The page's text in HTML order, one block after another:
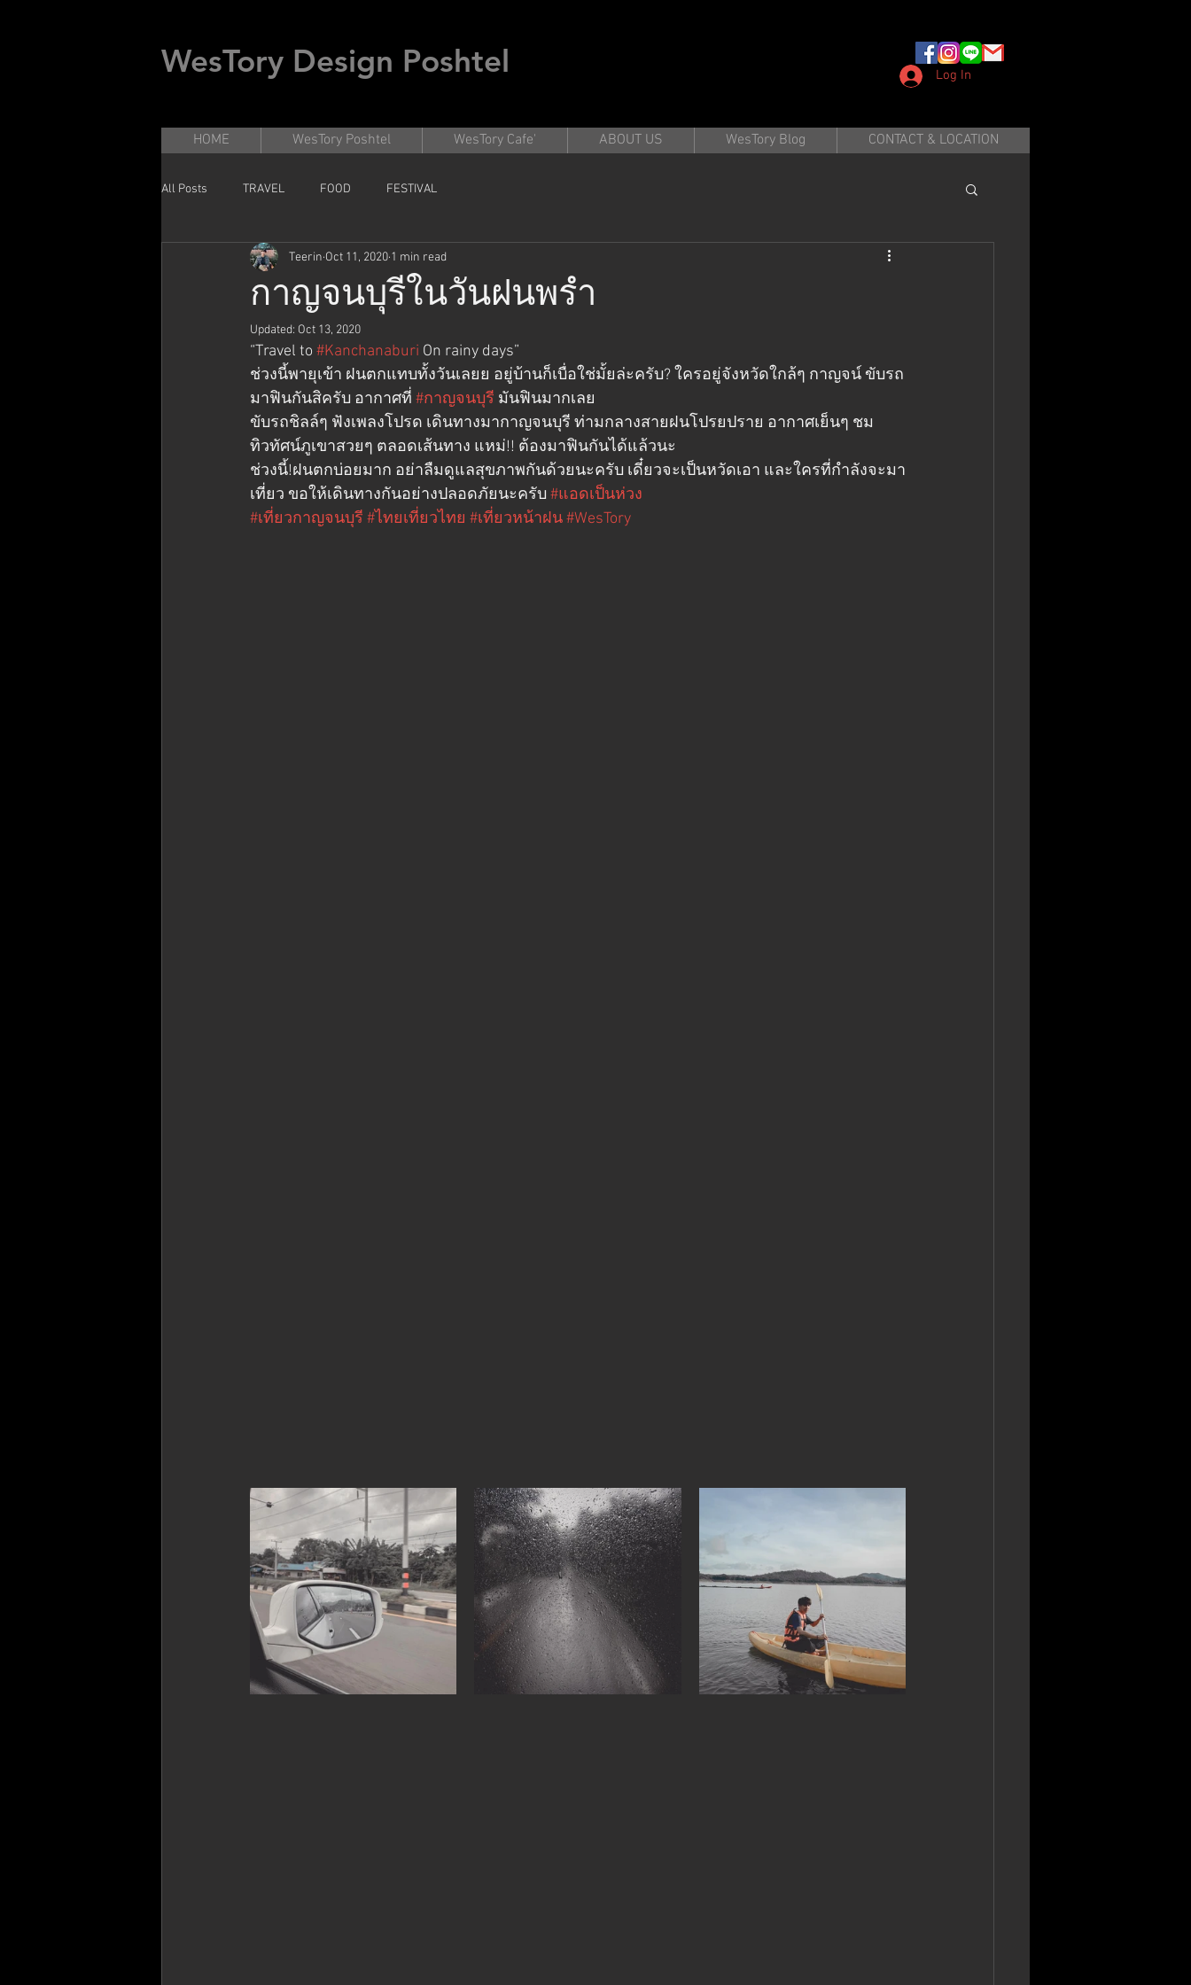
WesTory Design Poshtel Log In
HOME WesTory Poshtel WesTory Cafe' ABOUT US WesTory Blog CONTACT & LOCATION
All Posts TRAVEL FOOD FESTIVAL
กาญจนบุรีในวันฝนพรำ
Teerin Oct 11, 2020 1 min read
Updated: Oct 13, 2020
“Travel to #Kanchanaburi On rainy days”
ช่วงนี้พายุเข้า ฝนตกแทบทั้งวันเลยย อยู่บ้านก็เบื่อใช่มั้ยล่ะครับ? ใครอยู่จังหวัดใกล้ๆ กาญจน์ ขับรถ
มาฟินกันสิครับ อากาศที่ #กาญจนบุรี มันฟินมากเลย
ขับรถชิลล์ๆ ฟังเพลงโปรด เดินทางมากาญจนบุรี ท่ามกลางสายฝนโปรยปราย อากาศเย็นๆ ชม
ทิวทัศน์ภูเขาสวยๆ ตลอดเส้นทาง แหม่!! ต้องมาฟินกันได้แล้วนะ
ช่วงนี้!ฝนตกบ่อยมาก อย่าลืมดูแลสุขภาพกันด้วยนะครับ เดี๋ยวจะเป็นหวัดเอา และใครที่กำลังจะมา
เที่ยว ขอให้เดินทางกันอย่างปลอดภัยนะครับ #แอดเป็นห่วง
#เที่ยวกาญจนบุรี #ไทยเที่ยวไทย #เที่ยวหน้าฝน#WesTory